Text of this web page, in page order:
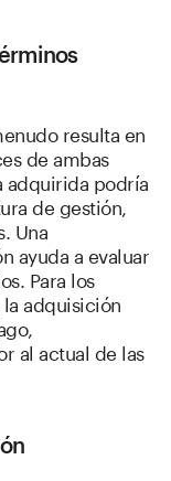
resulta en
de ambas
adquirida podría
de gestión,
Una
ayuda a evaluar
Para los
adquisición
al actual de las